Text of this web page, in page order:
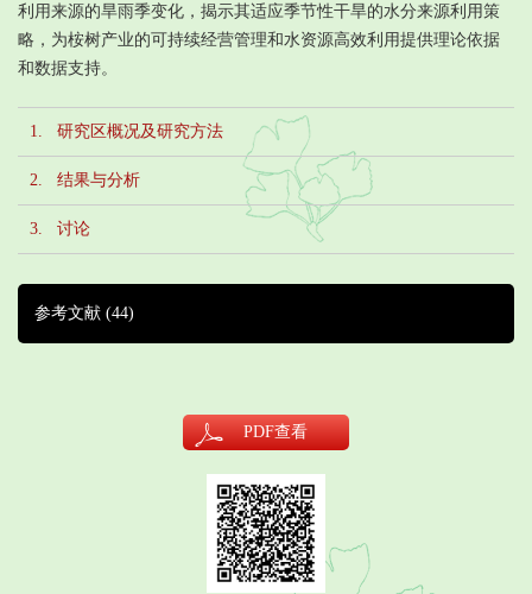
利用来源的旱雨季变化，揭示其适应季节性干旱的水分来源利用策
略，为桉树产业的可持续经营管理和水资源高效利用提供理论依据
和数据支持。
1. 研究区概况及研究方法
2. 结果与分析
3. 讨论
参考文献 (44)
PDF查看